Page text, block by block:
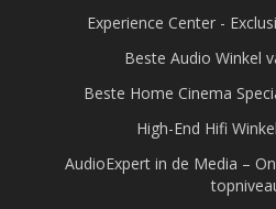
Experience Center -
Beste Audio Winkel
Beste Home Cinema
High-End Hifi
AudioExpert in de Media –